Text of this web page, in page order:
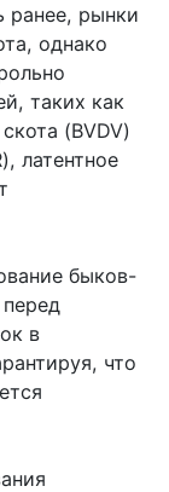
ранее, рынки
однако
таких как
(BVDV)
латентное
быков-
в
что